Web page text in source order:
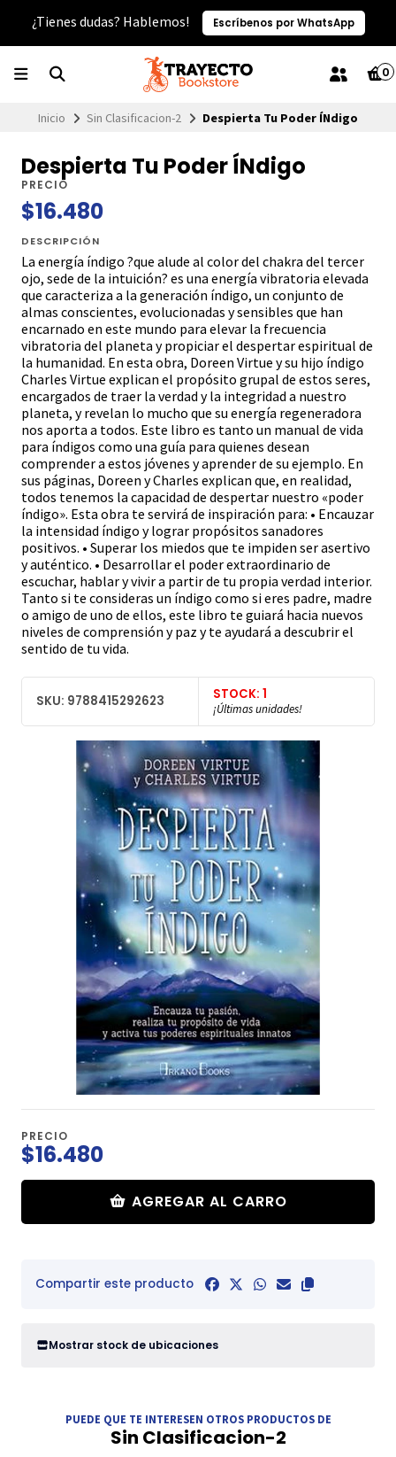
¿Tienes dudas? Hablemos! Escríbenos por WhatsApp
0
Inicio Sin Clasificacion-2 Despierta Tu Poder ÍNdigo
Despierta Tu Poder ÍNdigo
PRECIO
$16.480
DESCRIPCIÓN
La energía índigo ?que alude al color del chakra del tercer
ojo, sede de la intuición? es una energía vibratoria elevada
que caracteriza a la generación índigo, un conjunto de
almas conscientes, evolucionadas y sensibles que han
encarnado en este mundo para elevar la frecuencia
vibratoria del planeta y propiciar el despertar espiritual de
la humanidad. En esta obra, Doreen Virtue y su hijo índigo
Charles Virtue explican el propósito grupal de estos seres,
encargados de traer la verdad y la integridad a nuestro
planeta, y revelan lo mucho que su energía regeneradora
nos aporta a todos. Este libro es tanto un manual de vida
para índigos como una guía para quienes desean
comprender a estos jóvenes y aprender de su ejemplo. En
sus páginas, Doreen y Charles explican que, en realidad,
todos tenemos la capacidad de despertar nuestro «poder
índigo». Esta obra te servirá de inspiración para: • Encauzar
la intensidad índigo y lograr propósitos sanadores
positivos. • Superar los miedos que te impiden ser asertivo
y auténtico. • Desarrollar el poder extraordinario de
escuchar, hablar y vivir a partir de tu propia verdad interior.
Tanto si te consideras un índigo como si eres padre, madre
o amigo de uno de ellos, este libro te guiará hacia nuevos
niveles de comprensión y paz y te ayudará a descubrir el
sentido de tu vida.
SKU: 9788415292623 STOCK: 1
¡Últimas unidades!
PRECIO
$16.480
AGREGAR AL CARRO
Compartir este producto
Mostrar stock de ubicaciones
PUEDE QUE TE INTERESEN OTROS PRODUCTOS DE
Sin Clasificacion-2